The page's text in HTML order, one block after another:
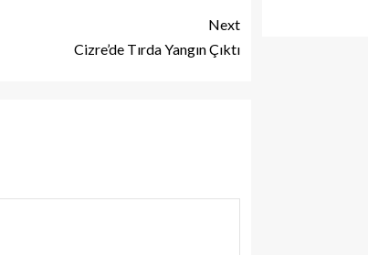
Next
Cizre’de Tırda Yangın Çıktı